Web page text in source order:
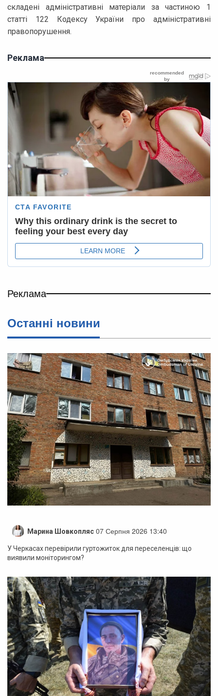
складені адміністративні матеріали за частиною 1
статті 122 Кодексу України про адміністративні
правопорушення.
Реклама
Реклама
Останні новини
Марина Шовкопляс 07 Серпня 2026 13:40
У Черкасах перевірили гуртожиток для переселенців: що
виявили моніторингом?